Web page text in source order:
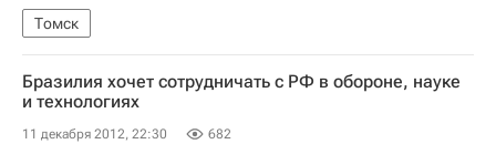
Томск
Бразилия хочет сотрудничать с РФ в обороне, науке
и технологиях
11 декабря 2012, 22:30 682